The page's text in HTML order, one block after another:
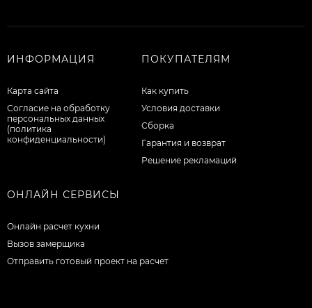
ИНФОРМАЦИЯ
Карта сайта
Согласие на обработку
персональных данных
(политика
конфиденциальности)
ПОКУПАТЕЛЯМ
Как купить
Условия доставки
Сборка
Гарантия и возврат
Решение рекламаций
ОНЛАЙН СЕРВИСЫ
Онлайн расчет кухни
Вызов замерщика
Отправить готовый проект на расчет